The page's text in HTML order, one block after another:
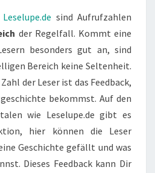
sind Aufrufzahlen
der Regelfall. Kommt eine
besonders gut an, sind
Bereich keine Seltenheit.
der Leser ist das Feedback,
bekommst. Auf den
wie Leselupe.de gibt es
hier können die Leser
Geschichte gefällt und was
Dieses Feedback kann Dir